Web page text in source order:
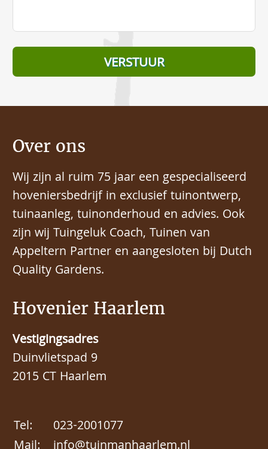
Hovenier Haarlem
Vestigingsadres
Duinvlietspad 9
2015 CT Haarlem
Tel:
023-2001077
Over ons
Wij zijn al ruim 75 jaar een gespecialiseerd
hoveniersbedrijf in exclusief tuinontwerp,
tuinaanleg, tuinonderhoud en advies. Ook
zijn wij Tuingeluk Coach, Tuinen van
Appeltern Partner en aangesloten bij Dutch
Quality Gardens.